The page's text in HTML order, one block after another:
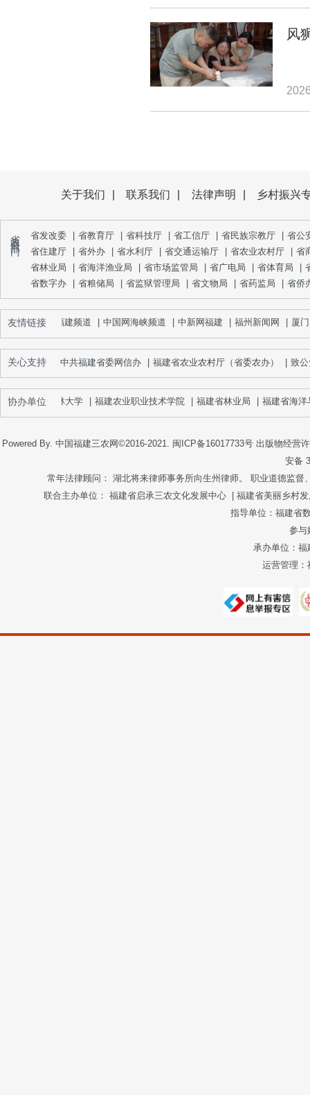
风
关于我们 联系我们 法律声明 乡村振兴
省 政 府 部 门 省发改委 省教育厅 省科技厅 省工信厅 省民族宗教厅
省公
省住建厅
省外办 省水利厅 省交通运输厅 省农业农村厅
省
省林业局
省海洋渔业局 省市场监管局 省广电局 省体育局
省数字办
省粮储局 省监狱管理局 省文物局 省药监局 省侨
友情链接
新华网福建频道 | 中国网海峡频道 | 中新网福建 | 福州新闻网 厦门
关心支持 中共福建省委网信办 福建省农业农村厅（省委农办） 致
协办单位
福建农林大学 | 福建农业职业技术学院 | 福建省林业局 | 福建省海洋
Powered By. 中国福建三农网©2016-2021. 闽ICP备16017733号出版物经营
安备
常年法律顾问： 湖北将来律师事务所向生州律师。 职业道德监
联合主办单位： 福建省启承三农文化发展中心
福建省美丽乡村
指导单位： 福建省
参与
承办单位：福
运营管理：